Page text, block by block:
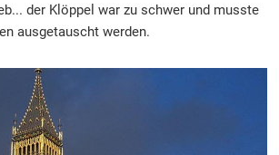
der Klöppel war zu schwer und musste
ausgetauscht werden.